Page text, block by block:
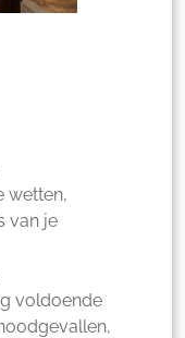
wetten,
van je
voldoende